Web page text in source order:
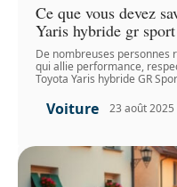
Ce que vous devez
Yaris hybride gr sport
De nombreuses personnes
qui allie performance,
Toyota Yaris hybride GR
Voiture 23 août 2025